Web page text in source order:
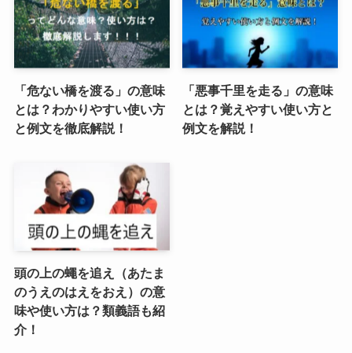
「危ない橋を渡る」の意味
とは？わかりやすい使い方
と例文を徹底解説！
「悪事千里を走る」の意味
とは？覚えやすい使い方と
例文を解説！
頭の上の蠅を追え（あたま
のうえのはえをおえ）の意
味や使い方は？類義語も紹
介！